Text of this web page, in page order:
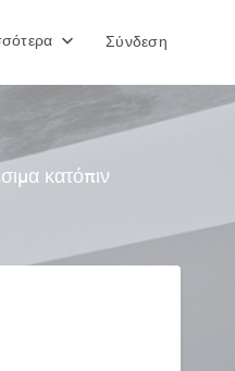
Σύνδεση
κατόπιν